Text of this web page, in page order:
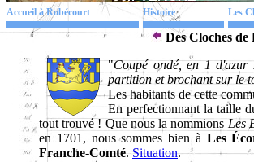
Accueil à Robécourt Histoire Les
Des Cloches
"Coupé ondé, en 1 d'azur
partition et brochant sur le
Les habitants de cette
En perfectionnant la taille
tout trouvé ! Que nous la nommions Les
en 1701, nous sommes bien à Les
Franche-Comté.Situation.